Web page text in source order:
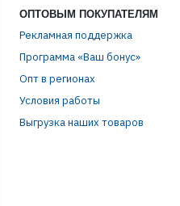
ОПТОВЫМ ПОКУПАТЕЛЯМ
Рекламная поддержка
Программа «Ваш бонус»
Опт в регионах
Условия работы
Выгрузка наших товаров